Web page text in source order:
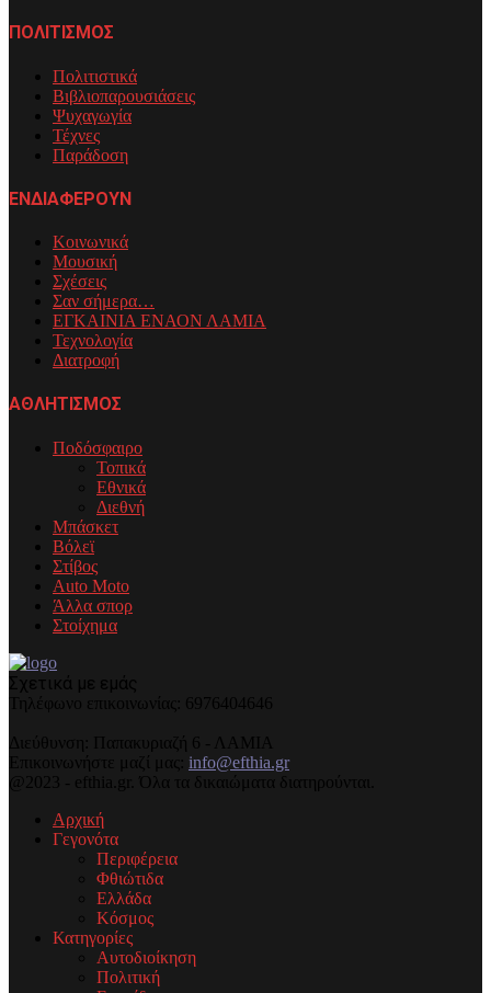
ΠΟΛΙΤΙΣΜΟΣ
Πολιτιστικά
Βιβλιοπαρουσιάσεις
Ψυχαγωγία
Τέχνες
Παράδοση
ΕΝΔΙΑΦΕΡΟΥΝ
Κοινωνικά
Μουσική
Σχέσεις
Σαν σήμερα…
ΕΓΚΑΙΝΙΑ ΕΝΑΟΝ ΛΑΜΙΑ
Τεχνολογία
Διατροφή
ΑΘΛΗΤΙΣΜΟΣ
Ποδόσφαιρο
Τοπικά
Εθνικά
Διεθνή
Μπάσκετ
Βόλεϊ
Στίβος
Auto Moto
Άλλα σπορ
Στοίχημα
Σχετικά με εμάς
Τηλέφωνo επικοινωνίας: 6976404646
Διεύθυνση: Παπακυριαζή 6 - ΛΑΜΙΑ
Επικοινωνήστε μαζί μας: info@efthia.gr
@2023 - efthia.gr. Όλα τα δικαιώματα διατηρούνται.
Αρχική
Γεγονότα
Περιφέρεια
Φθιώτιδα
Ελλάδα
Κόσμος
Κατηγορίες
Αυτοδιοίκηση
Πολιτική